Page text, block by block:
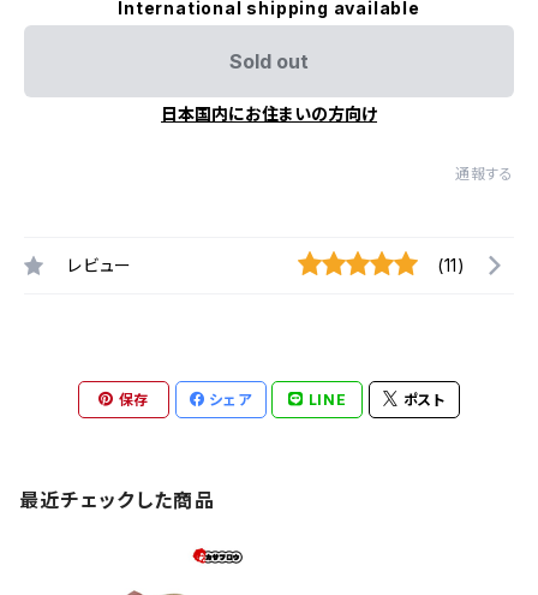
International shipping available
Sold out
日本国内にお住まいの方向け
通報する
レビュー (11)
保存 シェア LINE ポスト
最近チェックした商品